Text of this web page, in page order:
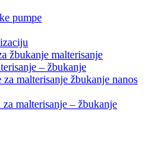
pumpe
žbukanje malterisanje
– žbukanje
malterisanje žbukanje nanos
malterisanje – žbukanje